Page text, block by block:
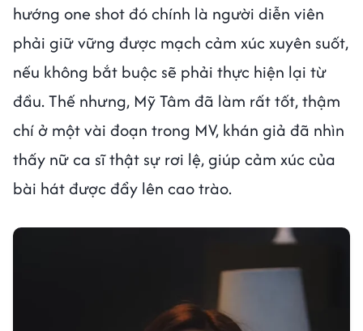
hướng one shot đó chính là người diễn viên
phải giữ vững được mạch cảm xúc xuyên suốt,
nếu không bắt buộc sẽ phải thực hiện lại từ
đầu. Thế nhưng, Mỹ Tâm đã làm rất tốt, thậm
chí ở một vài đoạn trong MV, khán giả đã nhìn
thấy nữ ca sĩ thật sự rơi lệ, giúp cảm xúc của
bài hát được đẩy lên cao trào.